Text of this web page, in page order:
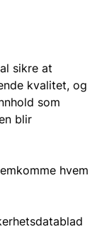
sikre at
kvalitet, og
som
blir
hvem